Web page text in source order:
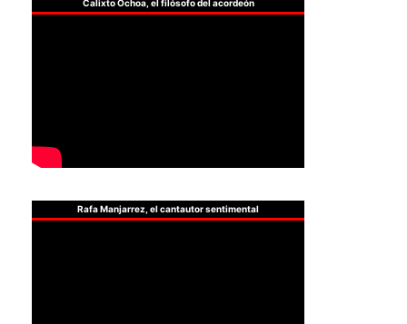
Calixto Ochoa, el filósofo del acordeón
Rafa Manjarrez, el cantautor sentimental